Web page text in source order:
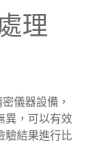
理
儀器設備，
異，可以有效
驗結果進行比